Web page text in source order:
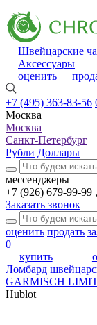
Швейцарские
Аксессуары
оценить
+7 (495) 363-83-56
Москва
Москва
Санкт-Петербург
Рубли Доллары
мессенджеры
+7 (926) 679-99-99
Заказать звонок
оценить продать
0
купить
Ломбард
GARMISCH
Hublot